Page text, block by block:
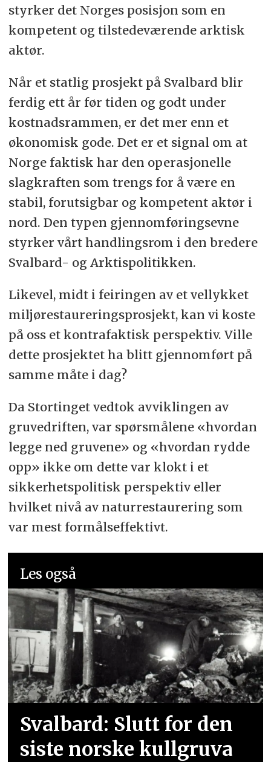
styrker det Norges posisjon som en
kompetent og tilstedeværende arktisk
aktør.
Når et statlig prosjekt på Svalbard blir
ferdig ett år før tiden og godt under
kostnadsrammen, er det mer enn et
økonomisk gode. Det er et signal om at
Norge faktisk har den operasjonelle
slagkraften som trengs for å være en
stabil, forutsigbar og kompetent aktør i
nord. Den typen gjennomføringsevne
styrker vårt handlingsrom i den bredere
Svalbard- og Arktispolitikken.
Likevel, midt i feiringen av et vellykket
miljørestaureringsprosjekt, kan vi koste
på oss et kontrafaktisk perspektiv. Ville
dette prosjektet ha blitt gjennomført på
samme måte i dag?
Da Stortinget vedtok avviklingen av
gruvedriften, var spørsmålene «hvordan
legge ned gruvene» og «hvordan rydde
opp» ikke om dette var klokt i et
sikkerhetspolitisk perspektiv eller
hvilket nivå av naturrestaurering som
var mest formålseffektivt.
Les også
Svalbard: Slutt for den
siste norske kullgruva